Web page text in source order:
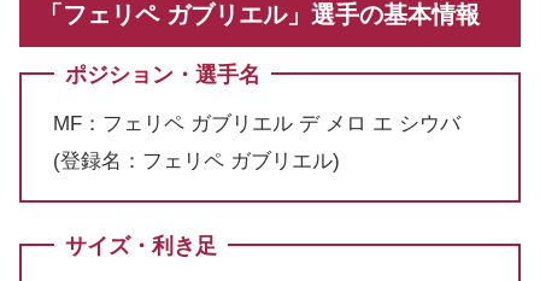
「フェリペ ガブリエル」選手の基本情報
ポジション・選手名
MF：フェリペ ガブリエル デ メロ エ シウバ
(登録名：フェリペ ガブリエル)
サイズ・利き足